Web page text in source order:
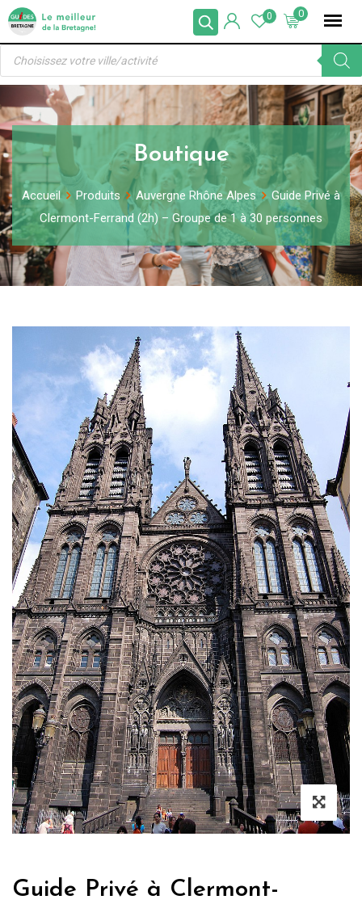
Skip
content
0
0
Recherche
produits
Boutique
Accueil Produits Auvergne Rhône Alpes
Guide Privé à
Clermont-Ferrand (2h) – Groupe de 1 à 30 personnes
Guide Privé à Clermont-